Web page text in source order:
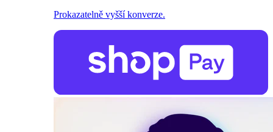
Prokazatelně vyšší konverze.